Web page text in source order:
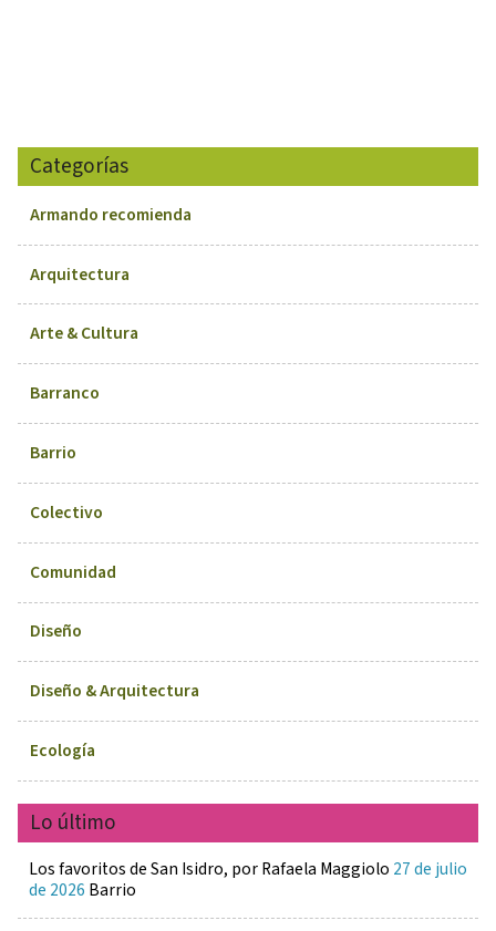
Categorías
Armando recomienda
Arquitectura
Arte & Cultura
Barranco
Barrio
Colectivo
Comunidad
Diseño
Diseño & Arquitectura
Ecología
Lo último
Los favoritos de San Isidro, por Rafaela Maggiolo 27 de julio
de 2026 Barrio